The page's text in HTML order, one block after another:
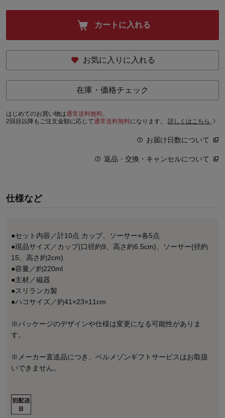
カートに入れる
お気に入りに入れる
在庫・価格チェック
はじめてのお買い物は通常送料無料。
2回目以降もご注文金額に応じて通常送料無料になります。 詳しくはこちら
お届け日数について
返品・交換・キャンセルについて
仕様など
●セット内容／計10点 カップ、ソーサー×各5点
●現品サイズ／カップ(口径約9、高さ約6.5cm)、ソーサー(径約
15、高さ約2cm)
●容量／約220ml
●主材／磁器
●スリランカ製
●ハコサイズ／約41×23×11cm
※パッケージのデザインや仕様は変更になる可能性がありま
す。
※メーカー直送品につき、ベルメゾンギフトサービスはお取扱
いできません。